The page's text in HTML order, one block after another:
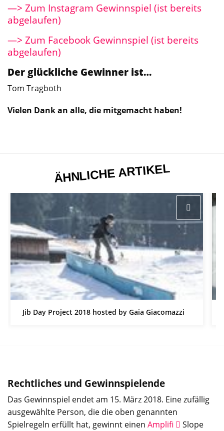
—> Zum Instagram Gewinnspiel (ist bereits
abgelaufen)
—> Zum Facebook Gewinnspiel (ist bereits
abgelaufen)
Der glückliche Gewinner ist…
Tom Tragboth
Vielen Dank an alle, die mitgemacht haben!
ÄHNLICHE ARTIKEL
Jib Day Project 2018 hosted by Gaia Giacomazzi
Rechtliches und Gewinnspielende
Das Gewinnspiel endet am 15. März 2018. Eine zufällig
ausgewählte Person, die die oben genannten
Spielregeln erfüllt hat, gewinnt einen Amplifi
Slope